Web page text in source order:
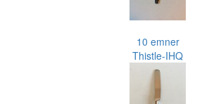
10 emner
Thistle-IHQ